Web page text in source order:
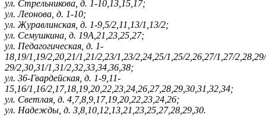
ул. Стрельникова, д. 1-10,13,15,17;
ул. Леонова, д. 1-10;
ул. Журавлинская, д. 1-9,5/2,11,13/1,13/2;
ул. Семушкина, д. 19А,21,23,25,27;
ул. Педагогическая, д. 1-
18,19/1,19/2,20,21/1,21/2,23/1,23/2,24,25/1,25/2,26,27/1,27/
29/2,30,31/1,31/2,32,33,34,36,38;
ул. 36-Гвардейская, д. 1-9,11-
15,16/1,16/2,17,18,19,20,22,23,24,26,27,28,29,30,31,32,34;
ул. Светлая, д. 4,7,8,9,17,19,20,22,23,24,26;
ул. Надежды, д. 3,8,10,12,13,21,23,25,27,28,29,30.